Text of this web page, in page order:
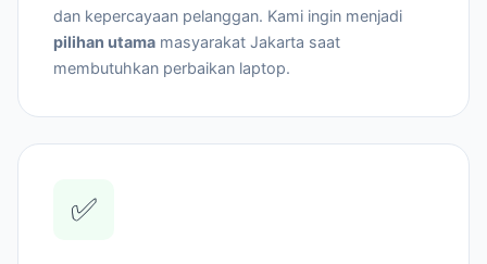
dan kepercayaan pelanggan. Kami ingin menjadi
pilihan utama masyarakat Jakarta saat
membutuhkan perbaikan laptop.
✅